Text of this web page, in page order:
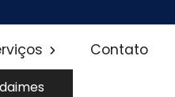
Contato